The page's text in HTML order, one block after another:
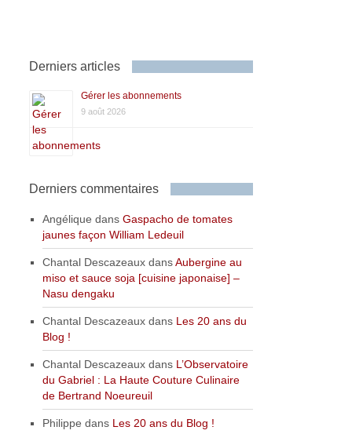
Derniers articles
Gérer les abonnements
9 août 2026
Derniers commentaires
Angélique dansGaspacho de tomates
jaunes façon William Ledeuil
Chantal Descazeaux dansAubergine au
miso et sauce soja [cuisine japonaise] –
Nasu dengaku
Chantal Descazeaux dans Les 20 ans du
Blog !
Chantal Descazeaux dans L’Observatoire
du Gabriel : La Haute Couture Culinaire
de Bertrand Noeureuil
Philippe dans Les 20 ans du Blog !